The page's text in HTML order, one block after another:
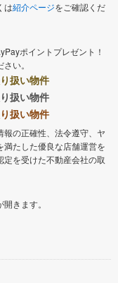
は紹介ページをご確認くだ
ポイントプレゼント！
い。
扱い物件
扱い物件
扱い物件
の正確性、法令遵守、ヤ
たした優良な店舗運営を
を受けた不動産会社の取
きます。